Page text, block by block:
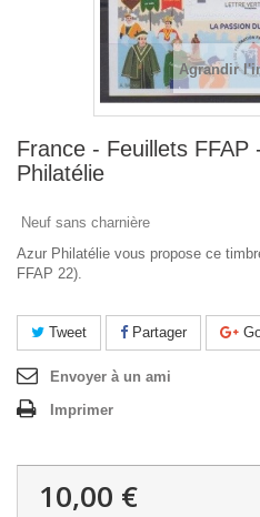
Agrandir
France - Feuillets FFAP
Philatélie
Neuf sans charnière
Azur Philatélie vous propose ce
FFAP 22).
Tweet Partager
Envoyer à un ami
Imprimer
10,00 €